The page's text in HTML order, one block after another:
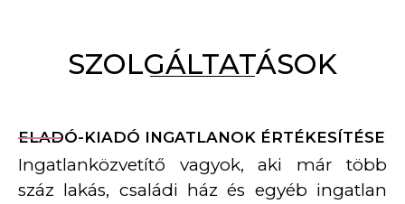
SZOLGÁLTATÁSOK
ELADÓ-KIADÓ INGATLANOK ÉRTÉKESÍTÉSE
Ingatlanközvetítő vagyok, aki már több
száz lakás, családi ház és egyéb ingatlan